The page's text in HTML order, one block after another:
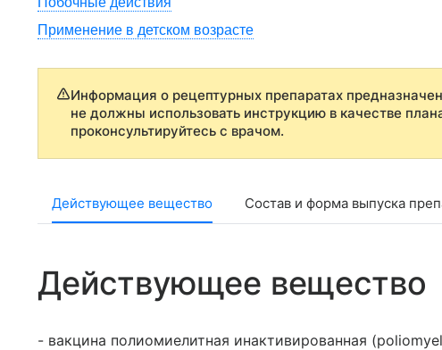
Применение в детском возрасте
Информация о рецептурных препаратах
не должны использовать инструкцию в качестве
проконсультируйтесь с врачом.
Действующее вещество Состав и форма выпуска
Действующее вещество
- вакцина полиомиелитная инактивированная